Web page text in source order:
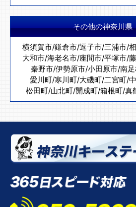
その他の神奈川県
横須賀市/鎌倉市/逗子市/三浦市/
大和市/海老名市/座間市/平塚市/
秦野市/伊勢原市/小田原市/南
愛川町/寒川町/大磯町/二宮町/
松田町/山北町/開成町/箱根町/真